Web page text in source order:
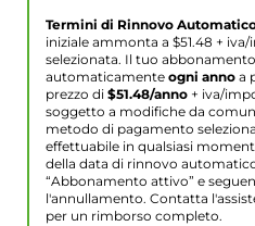
Termini di Rinnovo
iniziale ammonta a $51.48 +
selezionata. Il tuo
automaticamente ogni anno a
prezzo di $51.48/anno + iva/
soggetto a modifiche da
metodo di pagamento
effettuabile in qualsiasi
della data di rinnovo
“Abbonamento attivo” e
l'annullamento. Contatta
per un rimborso completo.